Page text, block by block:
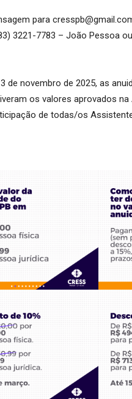
para
3221-7783 – João Pessoa
de novembro de 2025, as
os valores aprovados
de todas/os